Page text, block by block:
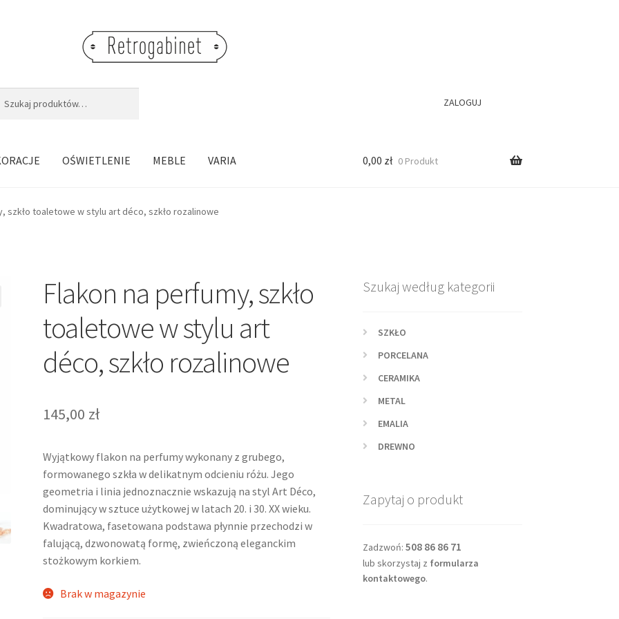
ZALOGUJ
OŚWIETLENIE MEBLE VARIA 0,00 zł 0 Produkt
szkło toaletowe w stylu art déco, szkło rozalinowe
Flakon na perfumy, szkło
toaletowe w stylu art
déco, szkło rozalinowe
145,00 zł
Wyjątkowy flakon na perfumy wykonany z grubego,
formowanego szkła w delikatnym odcieniu różu. Jego
geometria i linia jednoznacznie wskazują na styl Art Déco,
dominujący w sztuce użytkowej w latach 20. i 30. XX wieku.
Kwadratowa, fasetowana podstawa płynnie przechodzi w
falującą, dzwonowatą formę, zwieńczoną eleganckim
stożkowym korkiem.
Brak w magazynie
Szukaj według kategorii
SZKŁO
PORCELANA
CERAMIKA
METAL
EMALIA
DREWNO
Zapytaj o produkt
Zadzwoń: 508 86 86 71
lub skorzystaj z formularza
kontaktowego.